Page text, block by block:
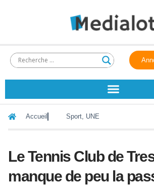
Accueil Sport, UNE
Le Tennis Club de
manque de peu la